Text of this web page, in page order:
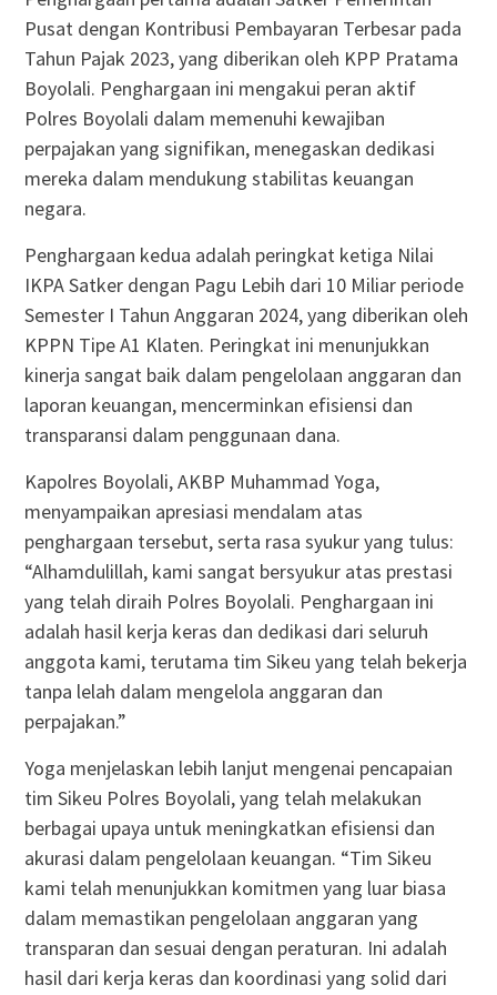
Pusat dengan Kontribusi Pembayaran Terbesar pada
Tahun Pajak 2023, yang diberikan oleh KPP Pratama
Boyolali. Penghargaan ini mengakui peran aktif
Polres Boyolali dalam memenuhi kewajiban
perpajakan yang signifikan, menegaskan dedikasi
mereka dalam mendukung stabilitas keuangan
negara.
Penghargaan kedua adalah peringkat ketiga Nilai
IKPA Satker dengan Pagu Lebih dari 10 Miliar periode
Semester I Tahun Anggaran 2024, yang diberikan oleh
KPPN Tipe A1 Klaten. Peringkat ini menunjukkan
kinerja sangat baik dalam pengelolaan anggaran dan
laporan keuangan, mencerminkan efisiensi dan
transparansi dalam penggunaan dana.
Kapolres Boyolali, AKBP Muhammad Yoga,
menyampaikan apresiasi mendalam atas
penghargaan tersebut, serta rasa syukur yang tulus:
“Alhamdulillah, kami sangat bersyukur atas prestasi
yang telah diraih Polres Boyolali. Penghargaan ini
adalah hasil kerja keras dan dedikasi dari seluruh
anggota kami, terutama tim Sikeu yang telah bekerja
tanpa lelah dalam mengelola anggaran dan
perpajakan.”
Yoga menjelaskan lebih lanjut mengenai pencapaian
tim Sikeu Polres Boyolali, yang telah melakukan
berbagai upaya untuk meningkatkan efisiensi dan
akurasi dalam pengelolaan keuangan. “Tim Sikeu
kami telah menunjukkan komitmen yang luar biasa
dalam memastikan pengelolaan anggaran yang
transparan dan sesuai dengan peraturan. Ini adalah
hasil dari kerja keras dan koordinasi yang solid dari